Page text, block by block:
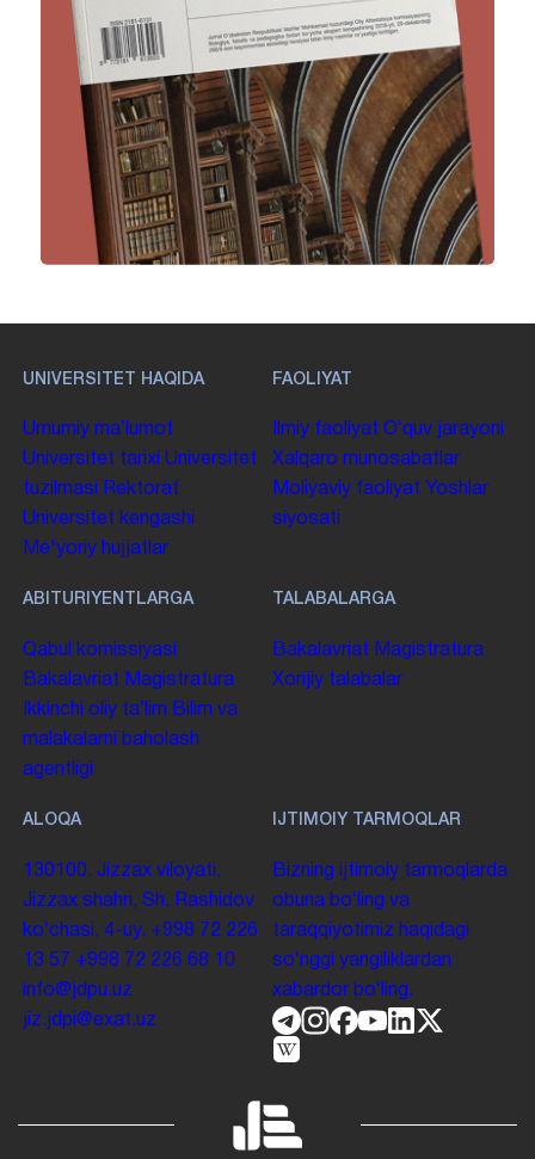
UNIVERSITET HAQIDA
Umumiy maʼlumot
Universitet tarixi Universitet
tuzilmasi
Rektorat
Universitet kengashi
Me'yoriy hujjatlar
FAOLIYAT
Ilmiy faoliyat Oʻquv jarayoni
Xalqaro munosabatlar
Moliyaviy faoliyat Yoshlar
siyosati
ABITURIYENTLARGA
Qabul komissiyasi
Bakalavriat Magistratura
Ikkinchi oliy taʼlim Bilim va
malakalarni baholash
agentligi
TALABALARGA
Bakalavriat Magistratura
Xorijiy talabalar
ALOQA
130100. Jizzax viloyati,
Jizzax shahri, Sh. Rashidov
koʻchasi, 4-uy. +998 72 226
13 57 +998 72 226 68 10
info@jdpu.uz
jiz.jdpi@exat.uz
IJTIMOIY TARMOQLAR
Bizning ijtimoiy tarmoqlarda
obuna boʻling va
taraqqiyotimiz haqidagi
soʻnggi yangiliklardan
xabardor boʻling.